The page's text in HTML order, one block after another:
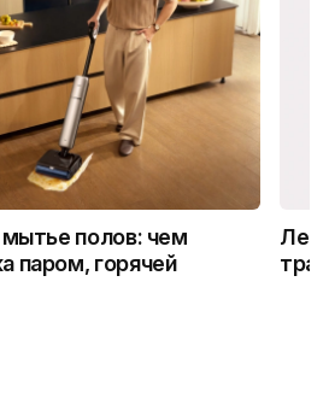
полов: чем
паром, горячей